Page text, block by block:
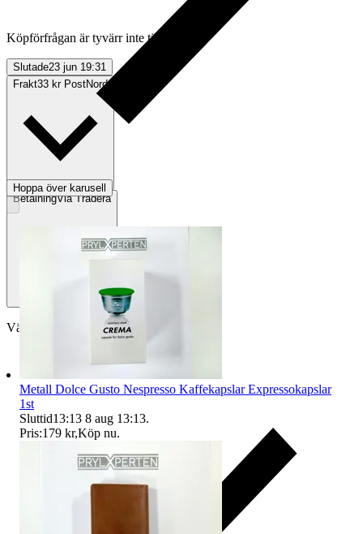
Köpförfrågan är tyvärr inte tillgänglig.
Slutade23 jun 19:31
Frakt33 kr PostNord
BetalningVia Tradera
Välj till köparskydd
Hoppa över karusell
Metall Dolce Gusto Nespresso Kaffekapslar Expressokapslar
1st
Sluttid13:13 8 aug 13:13.
Pris:179 kr,Köp nu.